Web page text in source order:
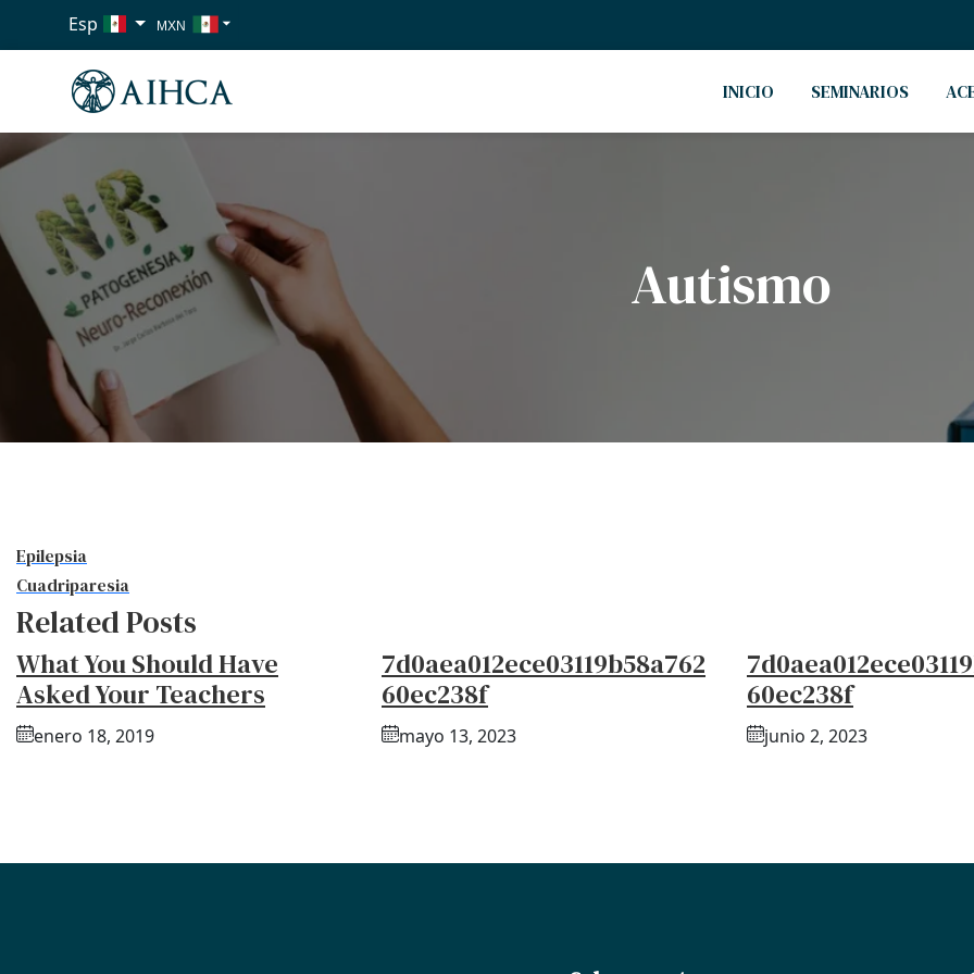
Esp MXN
EUR INICIO SEMINARIOS
Autismo
Epilepsia
Cuadriparesia
Related Posts
What You Should Have
Asked Your Teachers
enero 18, 2019
7d0aea012ece03119b58a762
60ec238f
mayo 13, 2023
60ec238f
junio 2, 2023